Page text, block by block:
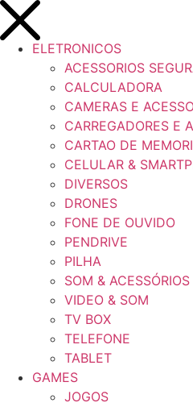
ELETRONICOS
ACESSORIOS
CALCULADORA
CAMERAS E
CARREGADORES E
CARTAO DE
CELULAR &
DIVERSOS
DRONES
FONE DE OUVIDO
PENDRIVE
PILHA
SOM & ACESSÓRIOS
VIDEO & SOM
TV BOX
TELEFONE
TABLET
GAMES
JOGOS